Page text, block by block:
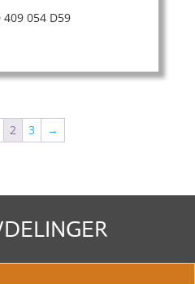
054 D59
2 3 →